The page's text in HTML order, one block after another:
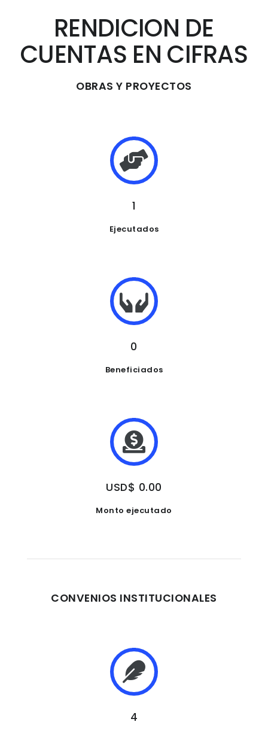
RENDICION DE
CUENTAS EN CIFRAS
OBRAS Y PROYECTOS
1
Ejecutados
0
Beneficiados
USD$ 0.00
Monto ejecutado
CONVENIOS INSTITUCIONALES
4